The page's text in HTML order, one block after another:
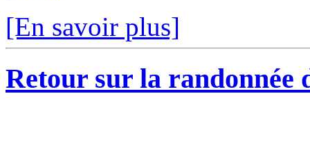
[En savoir plus]
Retour sur la randonnée